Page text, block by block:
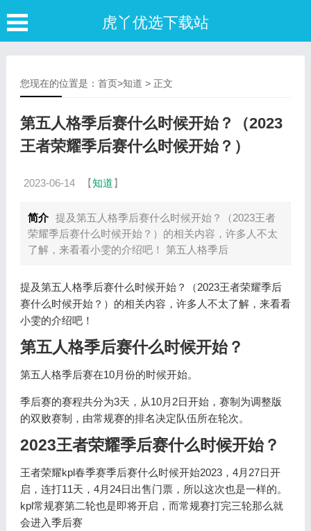
虎丫优选下载站
您现在的位置是： 首页>知道 > 正文
第五人格季后赛什么时候开始？（2023
王者荣耀季后赛什么时候开始？）
2023-06-14 【知道】
简介 提及第五人格季后赛什么时候开始？（2023王者
荣耀季后赛什么时候开始？）的相关内容，许多人不太
了解，来看看小雯的介绍吧！ 第五人格季后
提及第五人格季后赛什么时候开始？（2023王者荣耀季后
赛什么时候开始？）的相关内容，许多人不太了解，来看看
小雯的介绍吧！
第五人格季后赛什么时候开始？
第五人格季后赛在10月份的时候开始。
季后赛的赛程共分为3天，从10月2日开始，赛制为调整版
的双败赛制，由常规赛的排名决定队伍所在轮次。
2023王者荣耀季后赛什么时候开始？
王者荣耀kpl春季赛季后赛什么时候开始2023，4月27日开
启，连打11天，4月24日出售门票，所以这次也是一样的。
kpl常规赛第二轮也是即将开启，而常规赛打完三轮那么就
会进入季后赛